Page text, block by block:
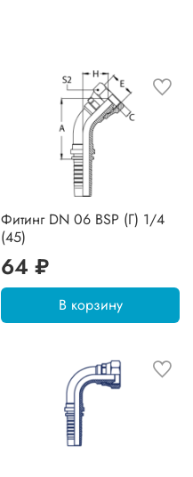
Фитинг DN 06 BSP (Г) 1/4
(45)
64 ₽
В корзину